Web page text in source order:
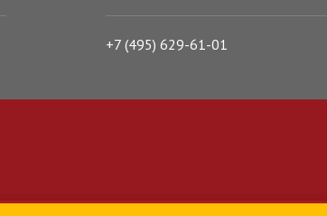
+7 (495) 629-61-01